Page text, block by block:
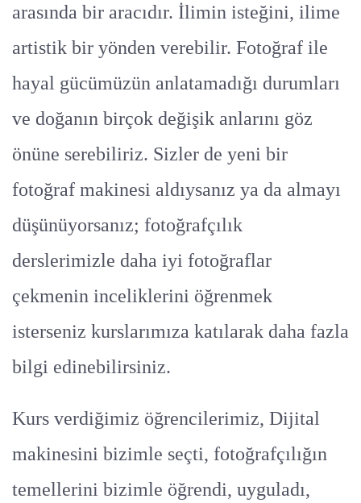
arasında bir aracıdır. İlimin isteğini, ilime
artistik bir yönden verebilir. Fotoğraf ile
hayal gücümüzün anlatamadığı durumları
ve doğanın birçok değişik anlarını göz
önüne serebiliriz. Sizler de yeni bir
fotoğraf makinesi aldıysanız ya da almayı
düşünüyorsanız; fotoğrafçılık
derslerimizle daha iyi fotoğraflar
çekmenin inceliklerini öğrenmek
isterseniz kurslarımıza katılarak daha fazla
bilgi edinebilirsiniz.
Kurs verdiğimiz öğrencilerimiz, Dijital
makinesini bizimle seçti, fotoğrafçılığın
temellerini bizimle öğrendi, uyguladı,